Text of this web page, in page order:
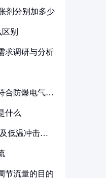
剂分别加多少
别
求调研与分析
合防爆电气设
什么
低温冲击要
节流量的目的